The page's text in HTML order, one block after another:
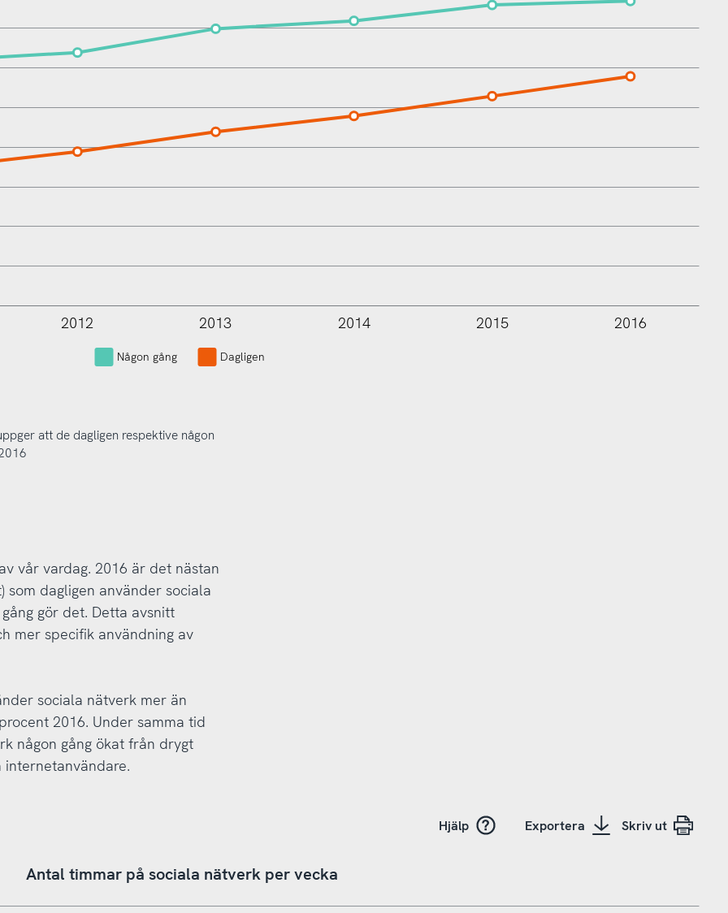
L
2012 2013 2014 2015 2016
Någon gång Dagligen
att de dagligen respektive någon
vår vardag. 2016 är det nästan
dagligen använder sociala
gör det. Detta avsnitt
mer specifik användning av
sociala nätverk mer än
2016. Under samma tid
någon gång ökat från drygt
Hjälp Exportera Skriv ut
Antal timmar på sociala nätverk per vecka